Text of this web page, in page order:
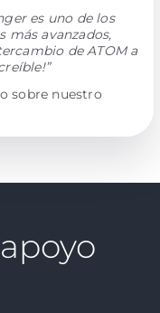
es uno de los
más avanzados,
de ATOM a
sobre nuestro